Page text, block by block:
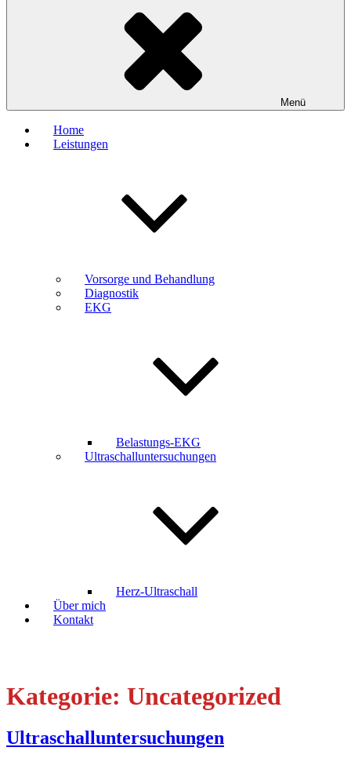
Menü
Home
Leistungen
Vorsorge und Behandlung
Diagnostik
EKG
Belastungs-EKG
Ultraschalluntersuchungen
Herz-Ultraschall
Über mich
Kontakt
Kategorie: Uncategorized
Ultraschalluntersuchungen